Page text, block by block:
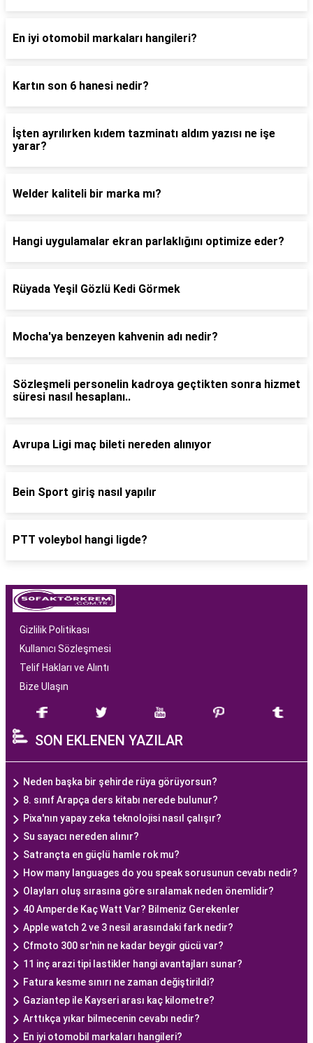
En iyi otomobil markaları hangileri?
Kartın son 6 hanesi nedir?
İşten ayrılırken kıdem tazminatı aldım yazısı ne işe
yarar?
Welder kaliteli bir marka mı?
Hangi uygulamalar ekran parlaklığını optimize eder?
Rüyada Yeşil Gözlü Kedi Görmek
Mocha'ya benzeyen kahvenin adı nedir?
Sözleşmeli personelin kadroya geçtikten sonra hizmet
süresi nasıl hesaplanı..
Avrupa Ligi maç bileti nereden alınıyor
Bein Sport giriş nasıl yapılır
PTT voleybol hangi ligde?
Gizlilik Politikası
Kullanıcı Sözleşmesi
Telif Hakları ve Alıntı
Bize Ulaşın
SON EKLENEN YAZILAR
Neden başka bir şehirde rüya görüyorsun?
8. sınıf Arapça ders kitabı nerede bulunur?
Pixa'nın yapay zeka teknolojisi nasıl çalışır?
Su sayacı nereden alınır?
Satrançta en güçlü hamle rok mu?
How many languages do you speak sorusunun cevabı nedir?
Olayları oluş sırasına göre sıralamak neden önemlidir?
40 Amperde Kaç Watt Var? Bilmeniz Gerekenler
Apple watch 2 ve 3 nesil arasındaki fark nedir?
Cfmoto 300 sr'nin ne kadar beygir gücü var?
11 inç arazi tipi lastikler hangi avantajları sunar?
Fatura kesme sınırı ne zaman değiştirildi?
Gaziantep ile Kayseri arası kaç kilometre?
Arttıkça yıkar bilmecenin cevabı nedir?
En iyi otomobil markaları hangileri?